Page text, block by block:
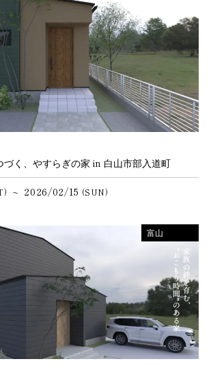
づく、やすらぎの家 in 白山市部入道町
~ 2026/02/15 (SUN)
富山